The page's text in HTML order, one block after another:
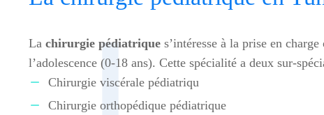
La chirurgie pédiatriques’intéresse à la prise en
l’adolescence (0-18 ans). Cette spécialité a deux sur-
Chirurgie viscérale pédiatriqu
Chirurgie orthopédique pédiatrique